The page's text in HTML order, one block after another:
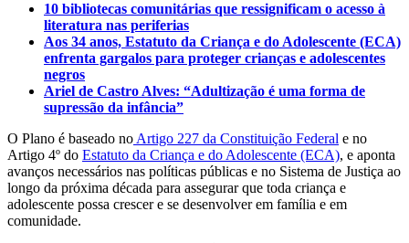
10 bibliotecas comunitárias que ressignificam o acesso à
literatura nas periferias
Aos 34 anos, Estatuto da Criança e do Adolescente (ECA)
enfrenta gargalos para proteger crianças e adolescentes
negros
Ariel de Castro Alves: “Adultização é uma forma de
supressão da infância”
O Plano é baseado no Artigo 227 da Constituição Federal e no
Artigo 4º do Estatuto da Criança e do Adolescente (ECA), e aponta
avanços necessários nas políticas públicas e no Sistema de Justiça ao
longo da próxima década para assegurar que toda criança e
adolescente possa crescer e se desenvolver em família e em
comunidade.